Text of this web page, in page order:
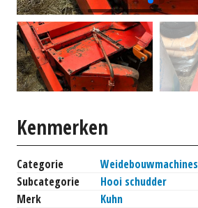
Kenmerken
Categorie
Weidebouwmachines
Subcategorie
Hooi schudder
Merk
Kuhn